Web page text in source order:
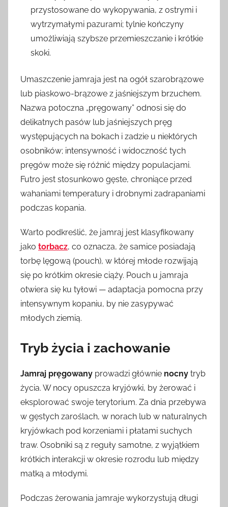
przystosowane do wykopywania, z ostrymi i
wytrzymałymi pazurami; tylnie kończyny
umożliwiają szybsze przemieszczanie i krótkie
skoki.
Umaszczenie jamraja jest na ogół szarobrązowe
lub piaskowo-brązowe z jaśniejszym brzuchem.
Nazwa potoczna „pręgowany” odnosi się do
delikatnych pasów lub jaśniejszych pręg
występujących na bokach i zadzie u niektórych
osobników; intensywność i widoczność tych
pręgów może się różnić między populacjami.
Futro jest stosunkowo gęste, chroniące przed
wahaniami temperatury i drobnymi zadrapaniami
podczas kopania.
Warto podkreślić, że jamraj jest klasyfikowany
jako torbacz, co oznacza, że samice posiadają
torbę lęgową (pouch), w której młode rozwijają
się po krótkim okresie ciąży. Pouch u jamraja
otwiera się ku tyłowi — adaptacja pomocna przy
intensywnym kopaniu, by nie zasypywać
młodych ziemią.
Tryb życia i zachowanie
Jamraj pręgowany prowadzi głównie nocny tryb
życia. W nocy opuszcza kryjówki, by żerować i
eksplorować swoje terytorium. Za dnia przebywa
w gęstych zaroślach, w norach lub w naturalnych
kryjówkach pod korzeniami i płatami suchych
traw. Osobniki są z reguły samotne, z wyjątkiem
krótkich interakcji w okresie rozrodu lub między
matką a młodymi.
Podczas żerowania jamraje wykorzystują długi